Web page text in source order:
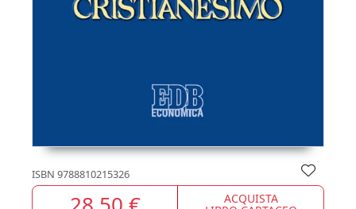
ISBN 9788810215326
ACQUISTA